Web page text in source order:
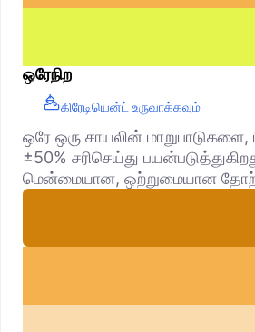
ஒரேநிற
கிரேடியென்ட் உருவாக்கவும்
ஒரே ஒரு சாயலின் மாறுபாடுகளை,
±50% சரிசெய்து
மென்மையான, ஒற்றுமையான